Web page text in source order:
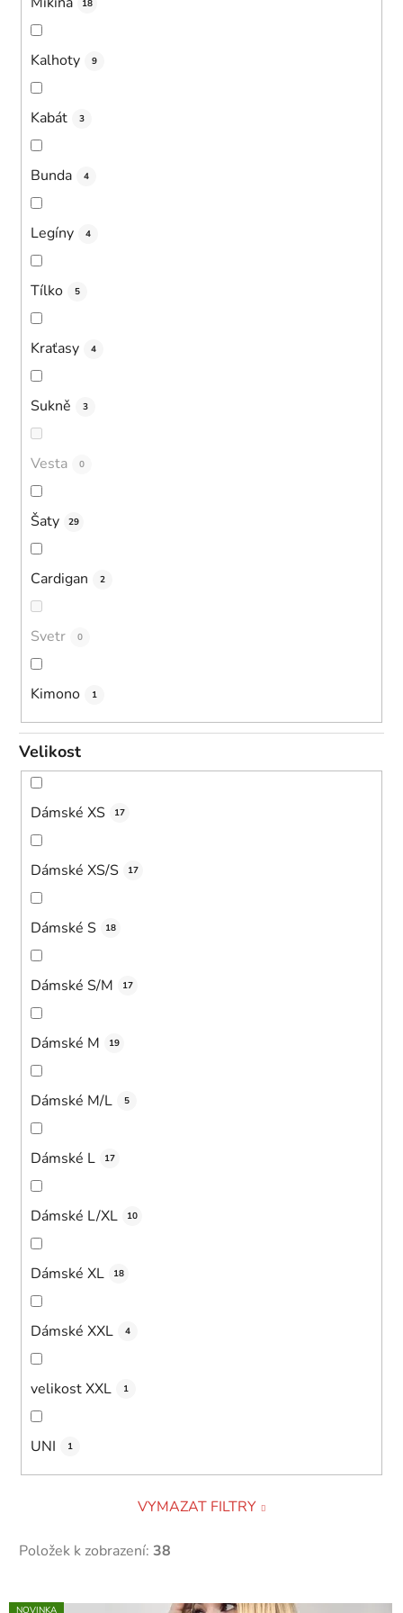
18
Kalhoty 9
Kabát 3
Bunda 4
Legíny 4
Tílko 5
Kraťasy 4
Sukně 3
Vesta 0
Šaty 29
Cardigan 2
Svetr 0
Kimono 1
Velikost
Dámské XS 17
Dámské XS/S 17
Dámské S 18
Dámské S/M 17
Dámské M 19
Dámské M/L 5
Dámské L 17
Dámské L/XL 10
Dámské XL 18
Dámské XXL 4
velikost XXL 1
UNI 1
VYMAZAT FILTRY
Položek k zobrazení: 38
VNOVINKA